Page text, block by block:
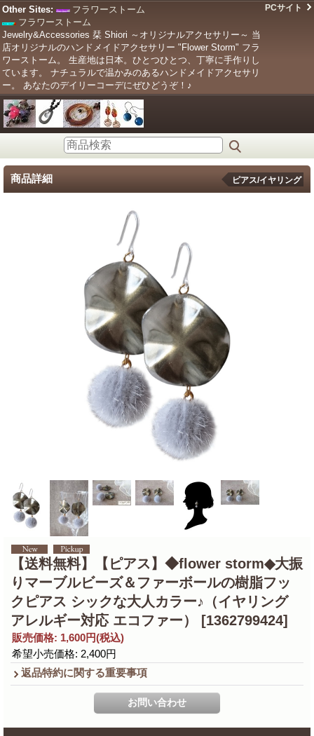
Other Sites:
フラワーストーム
フラワーストーム
Jewelry&Accessories 栞 Shiori ～オリジナルアクセサリー～ 当
店オリジナルのハンドメイドアクセサリー "Flower Storm" フラ
ワーストーム。 生産地は日本。ひとつひとつ、丁寧に手作りし
ています。 ナチュラルで温かみのあるハンドメイドアクセサリ
ー。 あなたのデイリーコーデにぜひどうぞ！♪
PCサイト
商品詳細 ピアス/イヤリング
【送料無料】【ピアス】◆flower storm◆大振
りマーブルビーズ＆ファーボールの樹脂フッ
クピアス シックな大人カラー♪（イヤリング
アレルギー対応 エコファー） [1362799424]
販売価格: 1,600円(税込)
希望小売価格: 2,400円
返品特約に関する重要事項